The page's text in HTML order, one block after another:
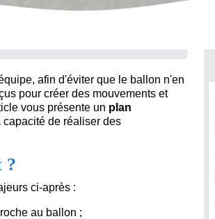
afin d'éviter que le ballon n'en
pour créer des mouvements et
vous présente un plan
de réaliser des
?
ci-après :
au ballon ;